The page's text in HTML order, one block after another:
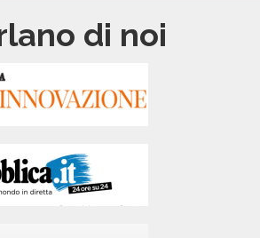
di noi